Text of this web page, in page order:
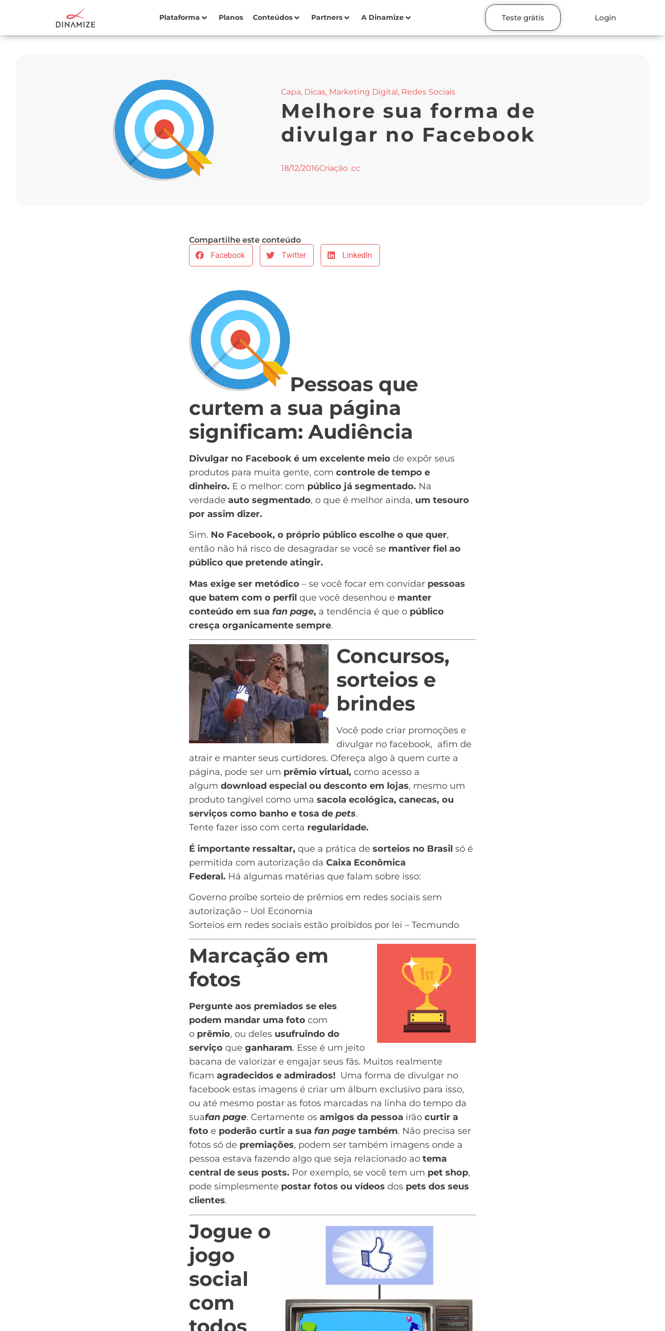
Plataforma Planos Conteúdos Partners A Dinamize Teste grátis Login
Capa, Dicas, Marketing Digital, Redes Sociais
Melhore sua forma de
divulgar no Facebook
18/12/2016Criação .cc
Compartilhe este conteúdo
Facebook
Twitter LinkedIn
Pessoas que
curtem a sua página
significam: Audiência
Divulgar no Facebook é um excelente meio de expôr seus
produtos para muita gente, com controle de tempo e
dinheiro. E o melhor: com público já segmentado. Na
verdade auto segmentado, o que é melhor ainda, um tesouro
por assim dizer.
Sim. No Facebook, o próprio público escolhe o que quer,
então não há risco de desagradar se você se mantiver fiel ao
público que pretende atingir.
Mas exige ser metódico – se você focar em convidar pessoas
que batem com o perfil que você desenhou e manter
conteúdo em sua fan page, a tendência é que o público
cresça organicamente sempre.
Concursos,
sorteios e
brindes
Você pode criar promoções e
divulgar no facebook, afim de
atrair e manter seus curtidores. Ofereça algo à quem curte a
página, pode ser um prêmio virtual, como acesso a
algum download especial ou desconto em lojas, mesmo um
produto tangível como uma sacola ecológica, canecas, ou
serviços como banho e tosa de pets.
Tente fazer isso com certa regularidade.
É importante ressaltar, que a prática de sorteios no Brasil só é
permitida com autorização da Caixa Econômica
Federal. Há algumas matérias que falam sobre isso:
Governo proíbe sorteio de prêmios em redes sociais sem
autorização – Uol Economia
Sorteios em redes sociais estão proibidos por lei – Tecmundo
Marcação em
fotos
Pergunte aos premiados se eles
podem mandar uma foto com
o prêmio, ou deles usufruindo do
serviço que ganharam. Esse é um jeito
bacana de valorizar e engajar seus fãs. Muitos realmente
ficam agradecidos e admirados! Uma forma de divulgar no
facebook estas imagens é criar um álbum exclusivo para isso,
ou até mesmo postar as fotos marcadas na linha do tempo da
suafan page. Certamente os amigos da pessoa irão curtir a
foto e poderão curtir a sua fan page também. Não precisa ser
fotos só de premiações, podem ser também imagens onde a
pessoa estava fazendo algo que seja relacionado ao tema
central de seus posts. Por exemplo, se você tem um pet shop,
pode simplesmente postar fotos ou vídeos dos pets dos seus
clientes.
Jogue o
jogo
social
com